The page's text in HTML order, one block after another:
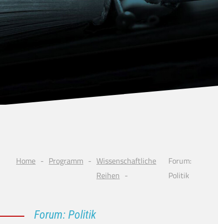
Home Programm
Wissenschaftliche
Reihen
Forum:
Politik
Forum: Politik